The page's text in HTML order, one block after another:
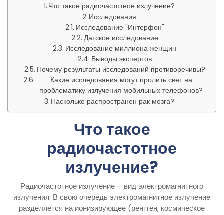
Что такое радиочастотное излучение?
Исследования
Исследование "Интерфон"
Датское исследование
Исследование миллиона женщин
Выводы экспертов
Почему результаты исследований противоречивы?
Какие исследования могут пролить свет на
проблематику излучения мобильных телефонов?
Насколько распространен рак мозга?
Что такое
радиочастотное
излучение?
Радиочастотное излучение – вид электромагнитного
излучения. В свою очередь электромагнитное излучение
разделяется на ионизирующее (рентген, космическое